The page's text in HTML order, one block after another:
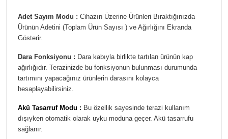
Adet Sayım Modu : Cihazın Üzerine Ürünleri Bıraktığınızda
Ürünün Adetini (Toplam Ürün Sayısı ) ve Ağırlığını Ekranda
Gösterir.
Dara Fonksiyonu : Dara kabıyla birlikte tartılan ürünün kap
ağırlığıdır. Terazinizde bu fonksiyonun bulunması durumunda
tartımını yapacağınız ürünlerin darasını kolayca
hesaplayabilirsiniz.
Akü Tasarruf Modu : Bu özellik sayesinde terazi kullanım
dışıyken otomatik olarak uyku moduna geçer. Akü tasarrufu
sağlanır.